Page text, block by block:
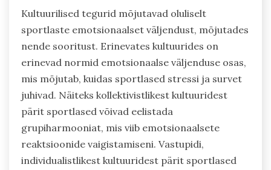
Kultuurilised tegurid mõjutavad oluliselt
sportlaste emotsionaalset väljendust, mõjutades
nende sooritust. Erinevates kultuurides on
erinevad normid emotsionaalse väljenduse osas,
mis mõjutab, kuidas sportlased stressi ja survet
juhivad. Näiteks kollektivistlikest kultuuridest
pärit sportlased võivad eelistada
grupiharmooniat, mis viib emotsionaalsete
reaktsioonide vaigistamiseni. Vastupidi,
individualistlikest kultuuridest pärit sportlased